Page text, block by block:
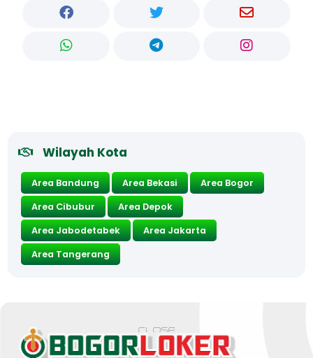
Wilayah Kota
Area Bandung Area Bekasi
Area Bogor
Area Cibubur
Area Depok
Area Jabodetabek
Area Jakarta
Area Tangerang